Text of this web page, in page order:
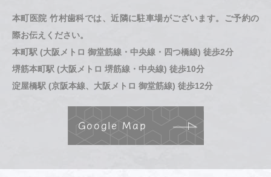
本町医院 竹村歯科では、近隣に駐車場がございます。ご予約の
際お伝えください。
本町駅 (大阪メトロ 御堂筋線・中央線・四つ橋線) 徒歩2分
堺筋本町駅 (大阪メトロ 堺筋線・中央線) 徒歩10分
淀屋橋駅 (京阪本線、大阪メトロ 御堂筋線) 徒歩12分
Google Map